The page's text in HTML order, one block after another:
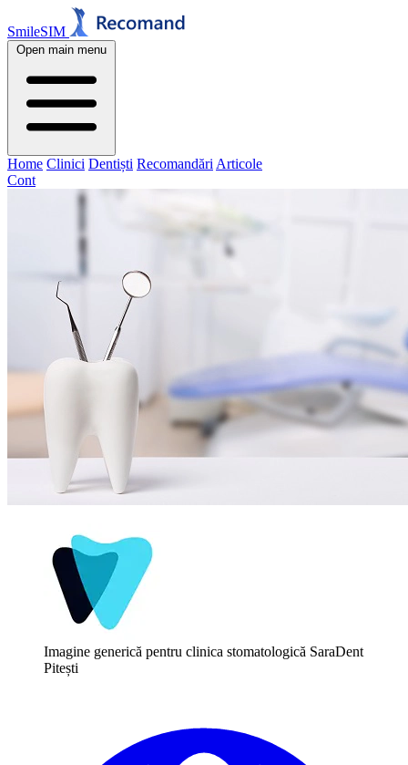
SmileSIM
Open main menu
Home Clinici Dentiști Recomandări Articole
Cont
Imagine generică pentru clinica stomatologică SaraDent
Pitești